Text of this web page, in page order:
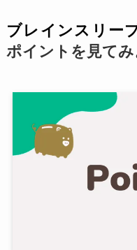
ブレインスリー
ポイントを見てみ